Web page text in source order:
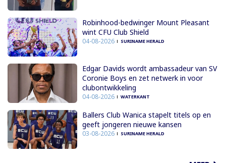
Robinhood-bedwinger Mount Pleasant
wint CFU Club Shield
04-08-2026 SURINAME HERALD
Edgar Davids wordt ambassadeur van SV
Coronie Boys en zet netwerk in voor
clubontwikkeling
04-08-2026 WATERKANT
Ballers Club Wanica stapelt titels op en
geeft jongeren nieuwe kansen
03-08-2026 SURINAME HERALD